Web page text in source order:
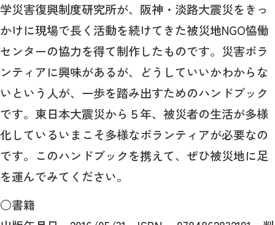
学災害復興制度研究所が、阪神・淡路大震災をきっ
かけに現場で長く活動を続けてきた被災地NGO恊働
センターの協力を得て制作したものです。災害ボラ
ンティアに興味があるが、どうしていいかわからな
いという人が、一歩を踏み出すためのハンドブック
です。東日本大震災から５年、被災者の生活が多様
化しているいまこそ多様なボランティアが必要なの
です。このハンドブックを携えて、ぜひ被災地に足
を運んでみてください。
○書籍